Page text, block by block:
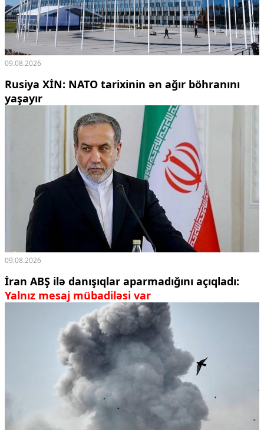
09.08.2026
Rusiya XİN: NATO tarixinin ən ağır böhranını
yaşayır
09.08.2026
İran ABŞ ilə danışıqlar aparmadığını açıqladı:
Yalnız mesaj mübadiləsi var